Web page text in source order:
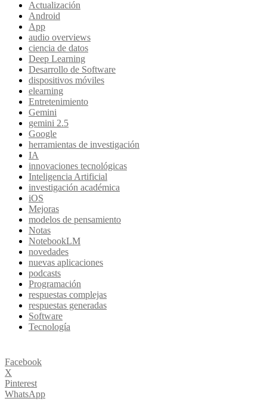
Actualización
Android
App
audio overviews
ciencia de datos
Deep Learning
Desarrollo de Software
dispositivos móviles
elearning
Entretenimiento
Gemini
gemini 2.5
Google
herramientas de investigación
IA
innovaciones tecnológicas
Inteligencia Artificial
investigación académica
iOS
Mejoras
modelos de pensamiento
Notas
NotebookLM
novedades
nuevas aplicaciones
podcasts
Programación
respuestas complejas
respuestas generadas
Software
Tecnología
Facebook
X
Pinterest
WhatsApp